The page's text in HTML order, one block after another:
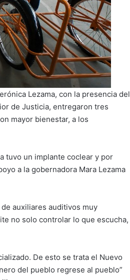
Lezama, con la presencia del
de Justicia, entregaron tres
mayor bienestar, a los
tuvo un implante coclear y por
a la gobernadora Mara Lezama
auxiliares auditivos muy
no solo controlar lo que escucha,
De esto se trata el Nuevo
del pueblo regrese al pueblo”